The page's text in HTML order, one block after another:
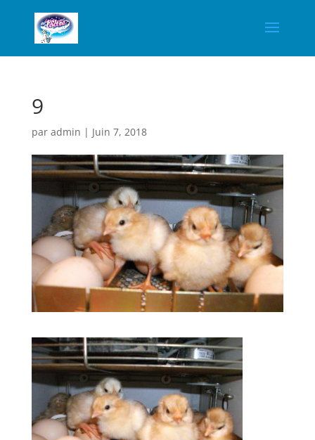
9
par admin | Juin 7, 2018